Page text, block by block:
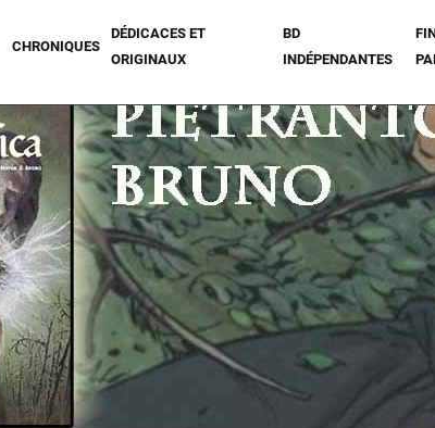
CHRONIQUES
DÉDICACES ET
ORIGINAUX
BD
INDÉPENDANTES